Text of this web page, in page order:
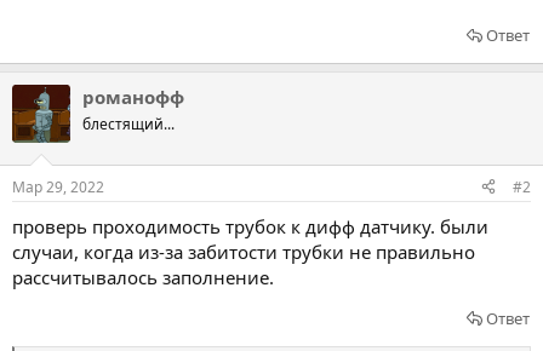
Ответ
романофф
блестящий...
Мар 29, 2022 #2
проверь проходимость трубок к дифф датчику. были
случаи, когда из-за забитости трубки не правильно
рассчитывалось заполнение.
Ответ